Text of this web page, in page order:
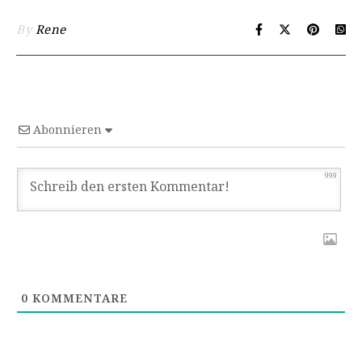
ByRene
Abonnieren
999
0 KOMMENTARE